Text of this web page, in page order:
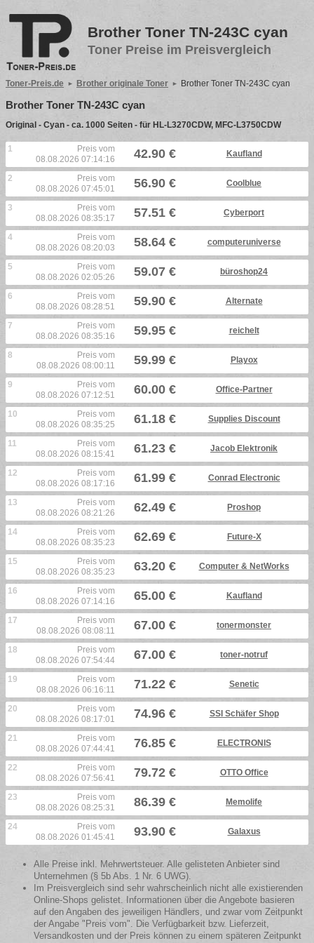
Brother Toner TN-243C cyan
Toner Preise im Preisvergleich
Toner-Preis.de Brother originale Toner Brother Toner TN-243C cyan
Brother Toner TN-243C cyan
Original - Cyan - ca. 1000 Seiten - für HL-L3270CDW, MFC-L3750CDW
1
Preis vom
08.08.2026 07:14:16
42.90 € Kaufland
2
Preis vom
08.08.2026 07:45:01
56.90 € Coolblue
3
Preis vom
08.08.2026 08:35:17
57.51 € Cyberport
4
Preis vom
08.08.2026 08:20:03
58.64 € computeruniverse
5
Preis vom
08.08.2026 02:05:26
59.07 € büroshop24
6
Preis vom
08.08.2026 08:28:51
59.90 € Alternate
7
Preis vom
08.08.2026 08:35:16
59.95 € reichelt
8
Preis vom
08.08.2026 08:00:11
59.99 € Playox
9
Preis vom
08.08.2026 07:12:51
60.00 € Office-Partner
10
Preis vom
08.08.2026 08:35:25
61.18 € Supplies Discount
11
Preis vom
08.08.2026 08:15:41
61.23 € Jacob Elektronik
12
Preis vom
08.08.2026 08:17:16
61.99 € Conrad Electronic
13
Preis vom
08.08.2026 08:21:26
62.49 € Proshop
14
Preis vom
08.08.2026 08:35:23
62.69 € Future-X
15
Preis vom
08.08.2026 08:35:23
63.20 € Computer & NetWorks
16
Preis vom
08.08.2026 07:14:16
65.00 € Kaufland
17
Preis vom
08.08.2026 08:08:11
67.00 € tonermonster
18
Preis vom
08.08.2026 07:54:44
67.00 € toner-notruf
19
Preis vom
08.08.2026 06:16:11
71.22 € Senetic
20
Preis vom
08.08.2026 08:17:01
74.96 € SSI Schäfer Shop
21
Preis vom
08.08.2026 07:44:41
76.85 € ELECTRONIS
22
Preis vom
08.08.2026 07:56:41
79.72 € OTTO Office
23
Preis vom
08.08.2026 08:25:31
86.39 € Memolife
24
Preis vom
08.08.2026 01:45:41
93.90 € Galaxus
Alle Preise inkl. Mehrwertsteuer. Alle gelisteten Anbieter sind
Unternehmen (§ 5b Abs. 1 Nr. 6 UWG).
Im Preisvergleich sind sehr wahrscheinlich nicht alle existierenden
Online-Shops gelistet. Informationen über die Angebote basieren
auf den Angaben des jeweiligen Händlers, und zwar vom Zeitpunkt
der Angabe "Preis vom". Die Verfügbarkeit bzw. Lieferzeit,
Versandkosten und der Preis können zu einem späteren Zeitpunkt